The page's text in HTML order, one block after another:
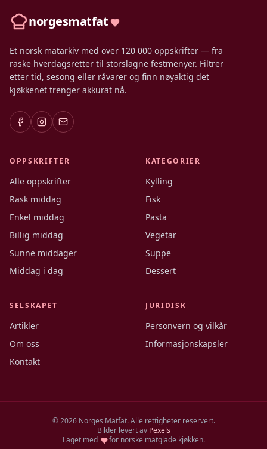
norgesmatfat
Et norsk matarkiv med over 120 000 oppskrifter — fra
raske hverdagsretter til storslagne festmenyer. Filtrer
etter tid, sesong eller råvarer og finn nøyaktig det
kjøkkenet trenger akkurat nå.
OPPSKRIFTER
Alle oppskrifter
Rask middag
Enkel middag
Billig middag
Sunne middager
Middag i dag
KATEGORIER
Kylling
Fisk
Pasta
Vegetar
Suppe
Dessert
SELSKAPET
Artikler
Om oss
Kontakt
JURIDISK
Personvern og vilkår
Informasjonskapsler
©2026Norges Matfat. Alle rettigheter reservert.
Bilder levert av Pexels
Laget med
for norske matglade kjøkken.